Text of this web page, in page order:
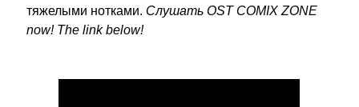
тяжелыми нотками. Слушать OST COMIX ZONE
now! The link below!